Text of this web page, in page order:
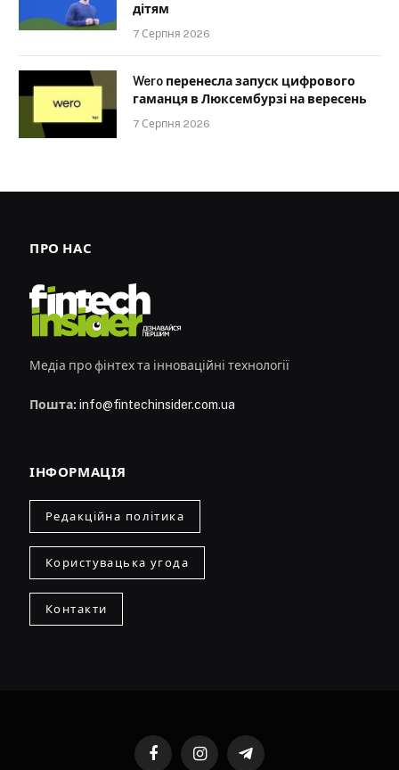
дітям
7 Серпня 2026
Wero перенесла запуск цифрового
гаманця в Люксембурзі на вересень
7 Серпня 2026
ПРО НАС
Медіа про фінтех та інноваційні технології
Пошта: info@fintechinsider.com.ua
ІНФОРМАЦІЯ
Редакційна політика
Користувацька угода
Контакти
FacebookInstagramTelegram